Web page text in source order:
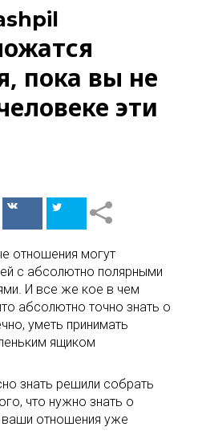
пока вы не
эти
Поделиться
отношения могут
с абсолютно полярными
И все же кое в чем
абсолютно точно знать о
уметь принимать
ящиком
знать решили собрать
что нужно знать о
ваши отношения уже